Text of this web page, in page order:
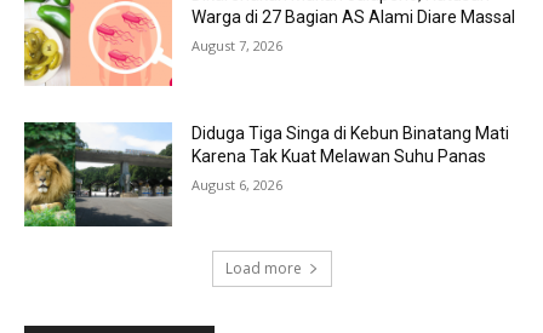
Warga di 27 Bagian AS Alami Diare Massal
August 7, 2026
Diduga Tiga Singa di Kebun Binatang Mati
Karena Tak Kuat Melawan Suhu Panas
August 6, 2026
Load more